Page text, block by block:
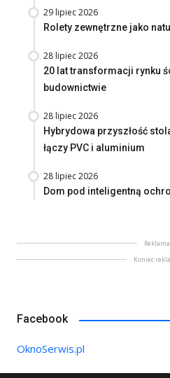
29 lipiec 2026
Rolety zewnętrzne jako
28 lipiec 2026
20 lat transformacji rynku
budownictwie
28 lipiec 2026
Hybrydowa przyszłość
łączy PVC i aluminium
28 lipiec 2026
Dom pod inteligentną
Reklama
Koniec
Facebook
OknoSerwis.pl